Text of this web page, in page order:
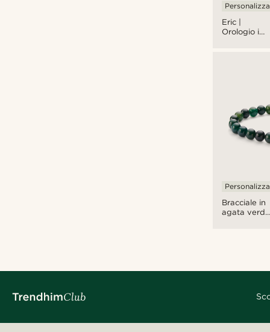
Eric |
Orologio in
Bracciale in
agata verde